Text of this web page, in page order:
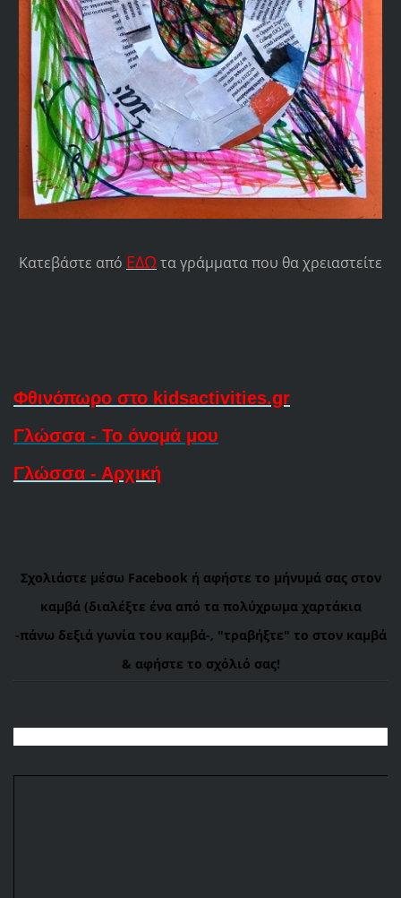
Κατεβάστε από ΕΔΩτα γράμματα που θα χρειαστείτε
Φθινόπωρο στο kidsactivities.gr
Γλώσσα - Το όνομά μου
Γλώσσα - Αρχική
Σχολιάστε μέσω Facebook ή αφήστε το μήνυμά σας στον
καμβά (διαλέξτε ένα από τα πολύχρωμα χαρτάκια
-πάνω δεξιά γωνία του καμβά-, "τραβήξτε" το στον καμβά
& αφήστε το σχόλιό σας!